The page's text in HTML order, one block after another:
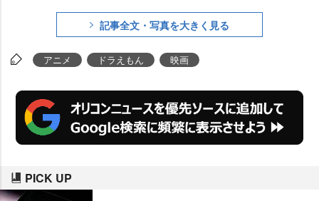
時を経て新たに生まれ変わる。あ
わせてティザービジュアル、特報
映像が解禁された。
記事全文・写真を大きく見る
アニメ ドラえもん 映画
PICK UP